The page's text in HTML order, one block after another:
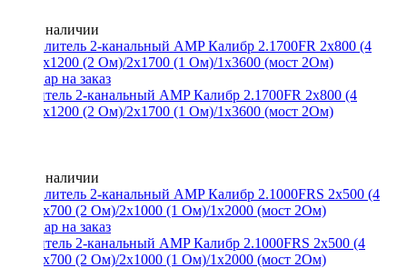
Нет в наличии
Усилитель 2-канальный AMP Калибр 2.1700FR 2x800 (4
Ом)/2x1200 (2 Ом)/2x1700 (1 Ом)/1x3600 (мост 2Ом)
Нет в наличии
Усилитель 2-канальный AMP Калибр 2.1000FRS 2x500 (4
Ом)/2x700 (2 Ом)/2x1000 (1 Ом)/1x2000 (мост 2Ом)